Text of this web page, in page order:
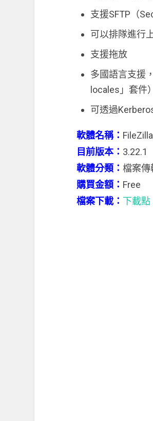
支援SFTP（
可以排隊進行
支援拖放
多國語言支援
locales」套件）
可透過
軟體名稱： FileZilla
目前版本： 3.22.1
軟體分類： 檔案傳
購買金額： Free
檔案下載： 下載點